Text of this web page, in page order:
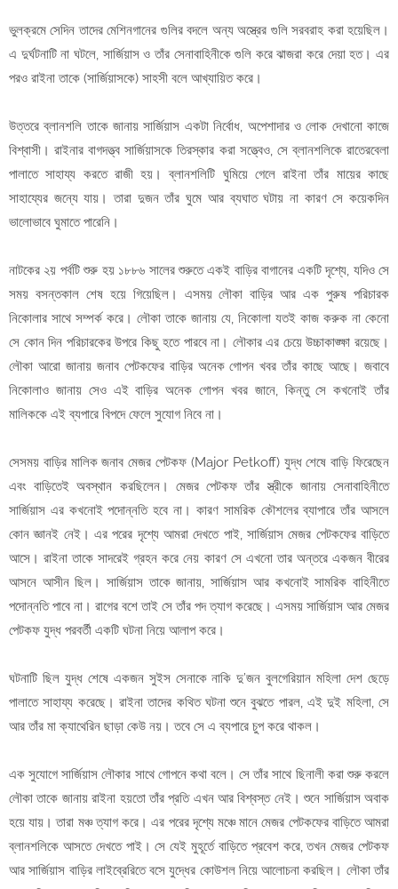
ভুলক্রমে সেদিন তাদের মেশিনগানের গুলির বদলে অন্য অস্ত্রের গুলি সরবরাহ করা হয়েছিল।
এ দুর্ঘটনাটি না ঘটলে, সার্জিয়াস ও তাঁর সেনাবাহিনীকে গুলি করে ঝাজরা করে দেয়া হত। এর
পরও রাইনা তাকে (সার্জিয়াসকে) সাহসী বলে আখ্যায়িত করে।
উত্তরে ব্লানশলি তাকে জানায় সার্জিয়াস একটা নির্বোধ, অপেশাদার ও লোক দেখানো কাজে
বিশ্বাসী। রাইনার বাগদত্ত্ব সার্জিয়াসকে তিরস্কার করা সত্ত্বেও, সে ব্লানশলিকে রাতেরবেলা
পালাতে সাহায্য করতে রাজী হয়। ব্লানশলিটি ঘুমিয়ে গেলে রাইনা তাঁর মায়ের কাছে
সাহায্যের জন্যে যায়। তারা দুজন তাঁর ঘুমে আর ব্যঘাত ঘটায় না কারণ সে কয়েকদিন
ভালোভাবে ঘুমাতে পারেনি।
নাটকের ২য় পর্বটি শুরু হয় ১৮৮৬ সালের শুরুতে একই বাড়ির বাগানের একটি দৃশ্যে, যদিও সে
সময় বসন্তকাল শেষ হয়ে গিয়েছিল। এসময় লৌকা বাড়ির আর এক পুরুষ পরিচারক
নিকোলার সাথে সম্পর্ক করে। লৌকা তাকে জানায় যে, নিকোলা যতই কাজ করুক না কেনো
সে কোন দিন পরিচারকের উপরে কিছু হতে পারবে না। লৌকার এর চেয়ে উচ্চাকাঙ্ক্ষা রয়েছে।
লৌকা আরো জানায় জনাব পেটকফের বাড়ির অনেক গোপন খবর তাঁর কাছে আছে। জবাবে
নিকোলাও জানায় সেও এই বাড়ির অনেক গোপন খবর জানে, কিন্তু সে কখনোই তাঁর
মালিককে এই ব্যপারে বিপদে ফেলে সুযোগ নিবে না।
সেসময় বাড়ির মালিক জনাব মেজর পেটকফ (Major Petkoff) যুদ্ধ শেষে বাড়ি ফিরেছেন
এবং বাড়িতেই অবস্থান করছিলেন। মেজর পেটকফ তাঁর স্ত্রীকে জানায় সেনাবাহিনীতে
সার্জিয়াস এর কখনোই পদোন্নতি হবে না। কারণ সামরিক কৌশলের ব্যাপারে তাঁর আসলে
কোন জ্ঞানই নেই। এর পরের দৃশ্যে আমরা দেখতে পাই, সার্জিয়াস মেজর পেটকফের বাড়িতে
আসে। রাইনা তাকে সাদরেই গ্রহন করে নেয় কারণ সে এখনো তার অন্তরে একজন বীরের
আসনে আসীন ছিল। সার্জিয়াস তাকে জানায়, সার্জিয়াস আর কখনোই সামরিক বাহিনীতে
পদোন্নতি পাবে না। রাগের বশে তাই সে তাঁর পদ ত্যাগ করেছে। এসময় সার্জিয়াস আর মেজর
পেটকফ যুদ্ধ পরবর্তী একটি ঘটনা নিয়ে আলাপ করে।
ঘটনাটি ছিল যুদ্ধ শেষে একজন সুইস সেনাকে নাকি দু’জন বুলগেরিয়ান মহিলা দেশ ছেড়ে
পালাতে সাহায্য করেছে। রাইনা তাদের কথিত ঘটনা শুনে বুঝতে পারল, এই দুই মহিলা, সে
আর তাঁর মা ক্যাথেরিন ছাড়া কেউ নয়। তবে সে এ ব্যপারে চুপ করে থাকল।
এক সুযোগে সার্জিয়াস লৌকার সাথে গোপনে কথা বলে। সে তাঁর সাথে ছিনালী করা শুরু করলে
লৌকা তাকে জানায় রাইনা হয়তো তাঁর প্রতি এখন আর বিশ্বস্ত নেই। শুনে সার্জিয়াস অবাক
হয়ে যায়। তারা মঞ্চ ত্যাগ করে। এর পরের দৃশ্যে মঞ্চে মানে মেজর পেটকফের বাড়িতে আমরা
ব্লানশলিকে আসতে দেখতে পাই। সে যেই মুহূর্তে বাড়িতে প্রবেশ করে, তখন মেজর পেটকফ
আর সার্জিয়াস বাড়ির লাইব্রেরিতে বসে যুদ্ধের কোউশল নিয়ে আলোচনা করছিল। লৌকা তাঁর